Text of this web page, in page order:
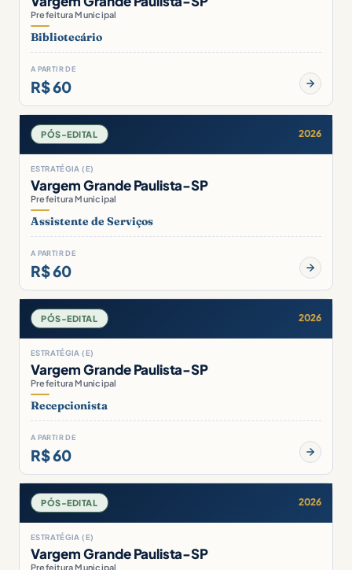
Prefeitura Municipal
Bibliotecário
A PARTIR DE
R$ 60
PÓS-EDITAL 2026
ESTRATÉGIA (E)
Vargem Grande Paulista-SP
Prefeitura Municipal
Assistente de Serviços
A PARTIR DE
R$ 60
PÓS-EDITAL 2026
ESTRATÉGIA (E)
Vargem Grande Paulista-SP
Prefeitura Municipal
Recepcionista
A PARTIR DE
R$ 60
PÓS-EDITAL 2026
ESTRATÉGIA (E)
Vargem Grande Paulista-SP
Prefeitura Municipal